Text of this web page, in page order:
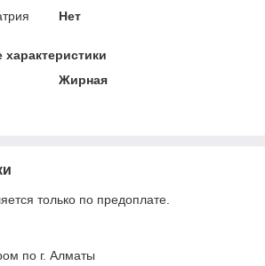
Нет
Жирная
только по предоплате.
по г. Алматы